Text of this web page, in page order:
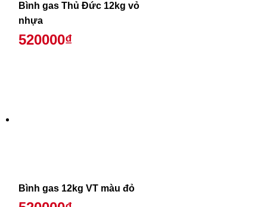
Bình gas Thủ Đức 12kg vỏ
nhựa
520000₫
Bình gas 12kg VT màu đỏ